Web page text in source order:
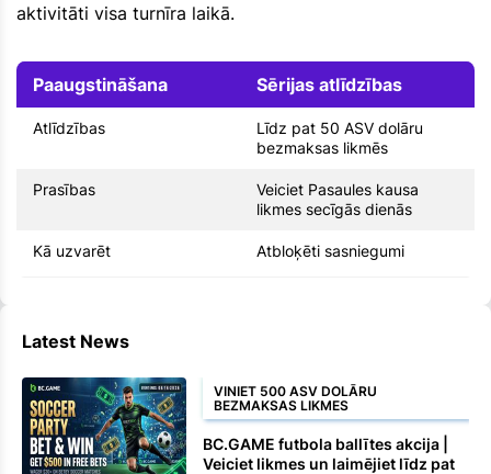
aktivitāti visa turnīra laikā.
Paaugstināšana Sērijas atlīdzības
Atlīdzības
Līdz pat 50 ASV dolāru
bezmaksas likmēs
Prasības
Veiciet Pasaules kausa
likmes secīgās dienās
Kā uzvarēt Atbloķēti sasniegumi
Latest News
VINIET 500 ASV DOLĀRU
BEZMAKSAS LIKMES
BC.GAME futbola ballītes akcija |
Veiciet likmes un laimējiet līdz pat